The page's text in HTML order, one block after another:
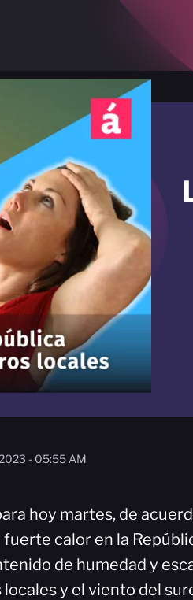
- 05:55 AM
hoy martes, de
calor en la
de humedad y
y el viento del